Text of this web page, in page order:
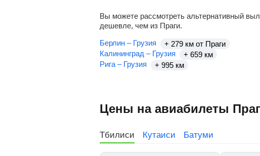
Вы можете рассмотреть альтернативный
дешевле, чем из Праги.
Берлин – Грузия
+ 279 км от Праги
Калининград – Грузия
+ 659 км
Рига – Грузия
+ 995 км
Цены на авиабилеты
Тбилиси Кутаиси Батуми